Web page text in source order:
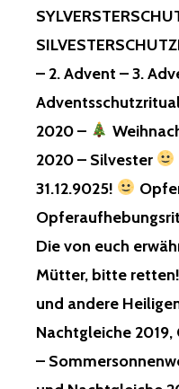
– 2. Advent – 3.
2020 –
2020 – Silvester
31.12.9025!
Die von euch
Mütter, bitte
und andere
Nachtgleiche
–